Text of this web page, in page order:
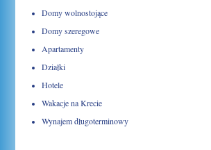
Domy wolnostojące
Domy szeregowe
Apartamenty
Działki
Hotele
Wakacje na Krecie
Wynajem długoterminowy